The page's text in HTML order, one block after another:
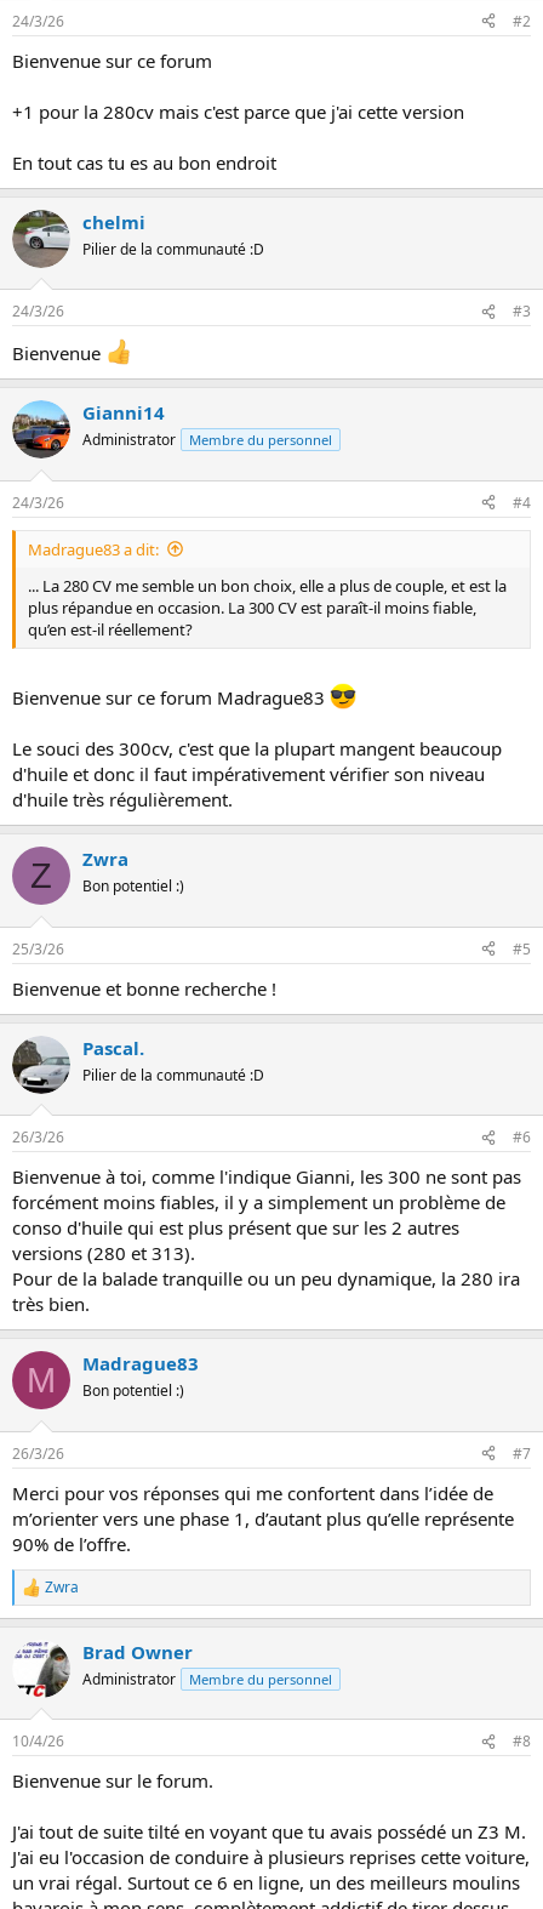
24/3/26 #2
Bienvenue sur ce forum
+1 pour la 280cv mais c'est parce que j'ai cette version
En tout cas tu es au bon endroit
chelmi
Pilier de la communauté :D
24/3/26 #3
Bienvenue
Gianni14
Administrator Membre du personnel
24/3/26 #4
Madrague83 a dit:
... La 280 CV me semble un bon choix, elle a plus de couple, et est la
plus répandue en occasion. La 300 CV est paraît-il moins fiable,
qu’en est-il réellement?
Bienvenue sur ce forum Madrague83
Le souci des 300cv, c'est que la plupart mangent beaucoup
d'huile et donc il faut impérativement vérifier son niveau
d'huile très régulièrement.
Z Zwra
Bon potentiel :)
25/3/26 #5
Bienvenue et bonne recherche !
Pascal.
Pilier de la communauté :D
26/3/26 #6
Bienvenue à toi, comme l'indique Gianni, les 300 ne sont pas
forcément moins fiables, il y a simplement un problème de
conso d'huile qui est plus présent que sur les 2 autres
versions (280 et 313).
Pour de la balade tranquille ou un peu dynamique, la 280 ira
très bien.
M Madrague83
Bon potentiel :)
26/3/26 #7
Merci pour vos réponses qui me confortent dans l’idée de
m’orienter vers une phase 1, d’autant plus qu’elle représente
90% de l’offre.
L
e
r
a
i
n
:
Zwra
Brad Owner
Administrator Membre du personnel
10/4/26 #8
Bienvenue sur le forum.
J'ai tout de suite tilté en voyant que tu avais possédé un Z3 M.
J'ai eu l'occasion de conduire à plusieurs reprises cette voiture,
un vrai régal. Surtout ce 6 en ligne, un des meilleurs moulins